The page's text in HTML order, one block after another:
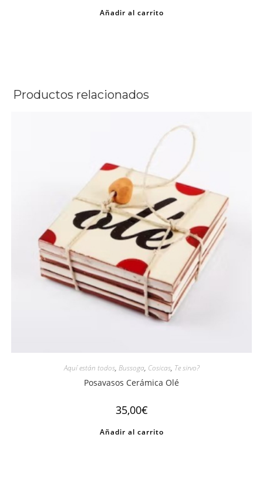
Añadir al carrito
Productos relacionados
Aquí están todos, Bussoga, Cosicas, Te sirvo?
Posavasos Cerámica Olé
35,00€
Añadir al carrito